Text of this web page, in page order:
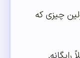
چیزی که